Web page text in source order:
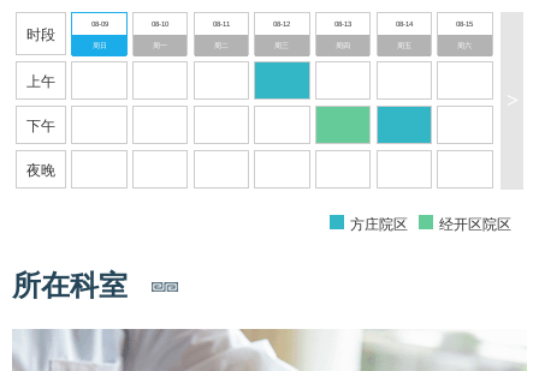
时段
上午
下午
夜晚
08-09
周日
08-10
周一
08-11 08-12
周三
08-13
周四
08-14
周五
08-15
周六
>
方庄院区 经开区院区
所在科室